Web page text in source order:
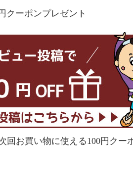
クーポンプレゼント
回お買い物に使える100円クー